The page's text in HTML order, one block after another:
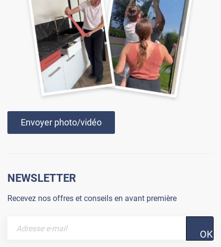
Envoyer photo/vidéo
NEWSLETTER
Recevez nos offres et conseils en avant première
OK